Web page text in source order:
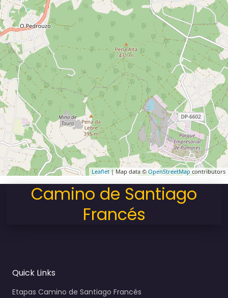
Leaflet| Map data © OpenStreetMapcontributors
Camino de Santiago
Francés
Quick Links
Etapas Camino de Santiago Francés